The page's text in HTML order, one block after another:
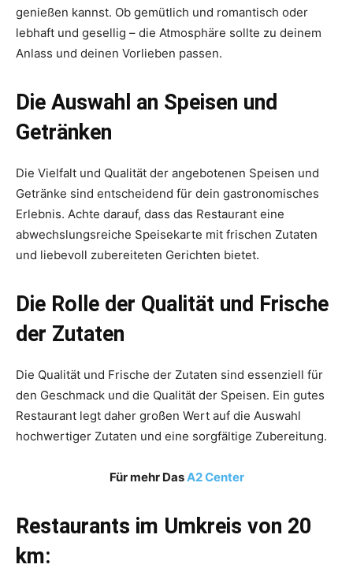
genießen kannst. Ob gemütlich und romantisch oder
lebhaft und gesellig – die Atmosphäre sollte zu deinem
Anlass und deinen Vorlieben passen.
Die Auswahl an Speisen und
Getränken
Die Vielfalt und Qualität der angebotenen Speisen und
Getränke sind entscheidend für dein gastronomisches
Erlebnis. Achte darauf, dass das Restaurant eine
abwechslungsreiche Speisekarte mit frischen Zutaten
und liebevoll zubereiteten Gerichten bietet.
Die Rolle der Qualität und Frische
der Zutaten
Die Qualität und Frische der Zutaten sind essenziell für
den Geschmack und die Qualität der Speisen. Ein gutes
Restaurant legt daher großen Wert auf die Auswahl
hochwertiger Zutaten und eine sorgfältige Zubereitung.
Für mehr DasA2 Center
Restaurants im Umkreis von 20
km: